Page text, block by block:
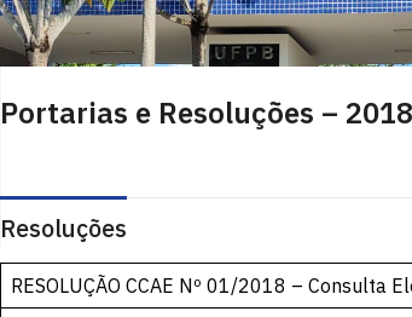
Portarias e Resoluções – 2018
Resoluções
RESOLUÇÃO CCAE Nº 01/2018 – Consulta